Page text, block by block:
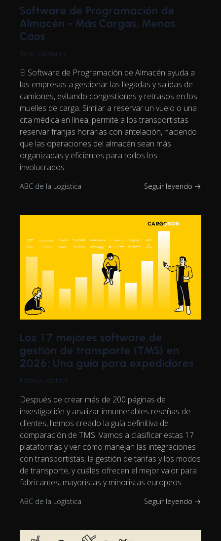
Software de Programación de
Almacén - Más Cargas, Menos
Caos
Tanel Vaarmann
El Software de Programación de Almacén ayuda a
las empresas a gestionar las llegadas y salidas de
camiones, evitando congestiones y retrasos en los
muelles de carga. Similar a reservar un vuelo o una
cita médica en línea, permite a los transportistas
reservar franjas horarias con antelación, haciendo
que las operaciones del almacén sean más
organizadas y eficientes para todos los
involucrados.
ABC de la Logística Seguir leyendo →
Los 17 mejores software de
gestión de transporte (TMS) en
2026: Una guía para expedidores
Rasmus Leichter
Después de crear más de 200 páginas de
investigación y analizar innumerables reseñas de
clientes, hemos creado la guía definitiva de
comparación de TMS. Vamos a clasificar estas 17
plataformas y ver cómo manejan las integraciones
con transportistas, la gestión de tarifas y los modos
de transporte, y cuáles ofrecen el mejor valor para
fabricantes, mayoristas y minoristas europeos.
ABC de la Logística Seguir leyendo →